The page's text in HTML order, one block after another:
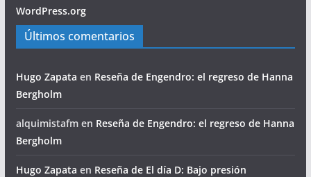
WordPress.org
Últimos comentarios
Hugo Zapata en Reseña de Engendro: el regreso de Hanna
Bergholm
alquimistafmen Reseña de Engendro: el regreso de Hanna
Bergholm
Hugo Zapata en Reseña de El día D: Bajo presión